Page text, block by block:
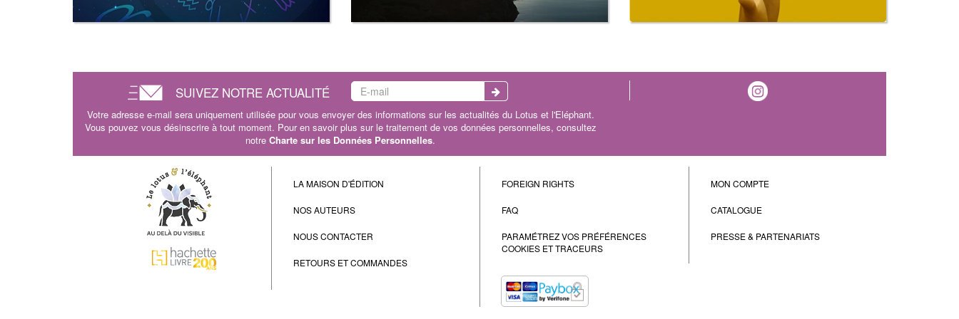
SUIVEZ NOTRE ACTUALITÉ
Votre adresse e-mail sera uniquement utilisée pour vous envoyer des informations sur les actualités du Lotus et l'Eléphant.
Vous pouvez vous désinscrire à tout moment. Pour en savoir plus sur le traitement de vos données personnelles, consultez
notre Charte sur les Données Personnelles.
LA MAISON D'ÉDITION
NOS AUTEURS
NOUS CONTACTER
RETOURS ET COMMANDES
FOREIGN RIGHTS
FAQ
PARAMÉTREZ VOS PRÉFÉRENCES
COOKIES ET TRACEURS
MON COMPTE
CATALOGUE
PRESSE & PARTENARIATS